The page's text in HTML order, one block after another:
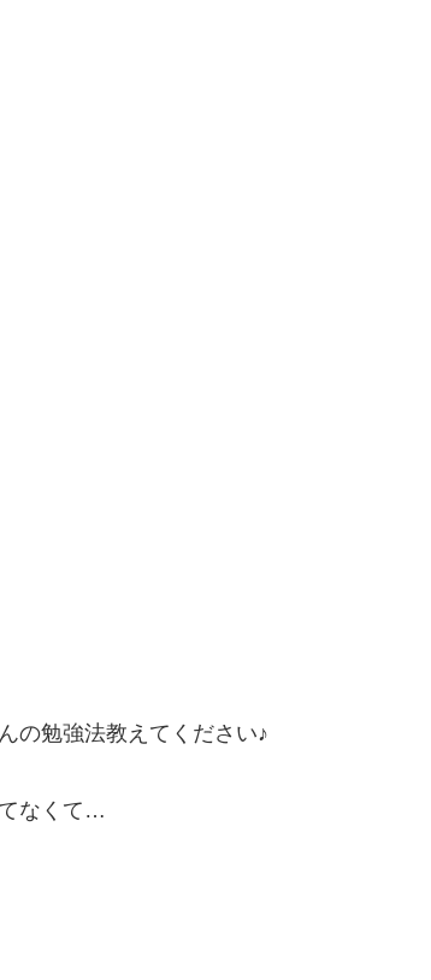
の勉強法教えてください♪
なくて…